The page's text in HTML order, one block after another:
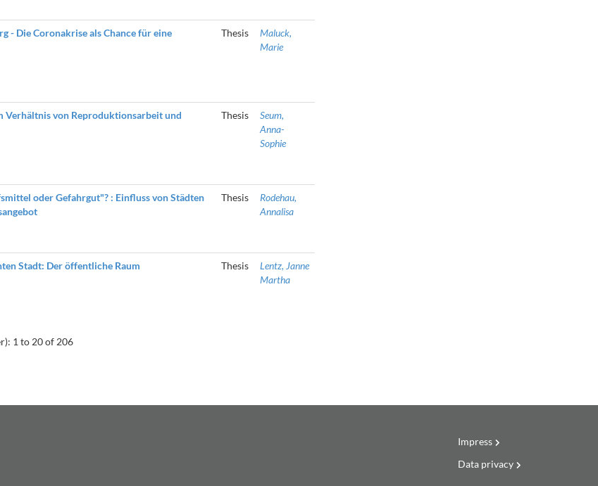
- Die Coronakrise als Chance für eine
Thesis
Maluck,
Marie
Verhältnis von Reproduktionsarbeit und
Thesis
Seum,
Anna-
Sophie
oder Gefahrgut"? : Einfluss von Städten
Thesis
Rodehau,
Annalisa
Stadt: Der öffentliche Raum Thesis
Lentz, Janne
Martha
1 to 20 of 206
Impress
Data privacy